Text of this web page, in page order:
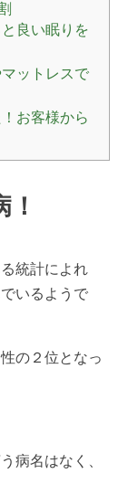
良い眠りを
ットレスで
お客様から
統計によれ
いるようで
の２位となっ
病名はなく、